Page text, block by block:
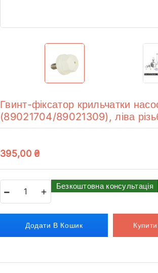
Гвинт-фіксатор крильчатки
(89021704/89021309), ліва
395,00 ₴
Додати В Кошик Купити
Безкоштовна консультація